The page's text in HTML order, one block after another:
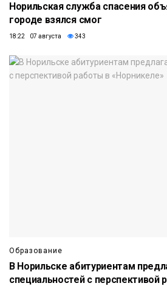
Норильская служба спасения
городе взялся смог
18:22 07 августа 343
Образование
В Норильске абитуриентам
специальностей с перспективой